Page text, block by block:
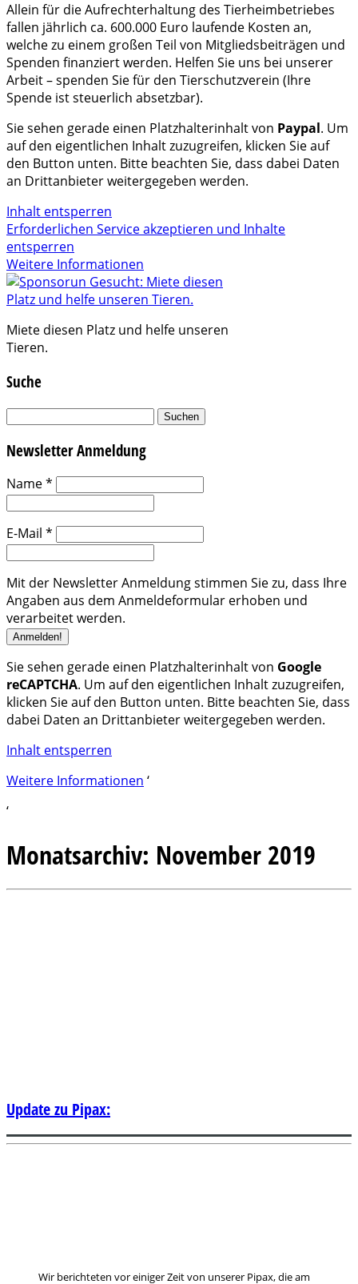
Allein für die Aufrechterhaltung des Tierheimbetriebes
fallen jährlich ca. 600.000 Euro laufende Kosten an,
welche zu einem großen Teil von Mitgliedsbeiträgen und
Spenden finanziert werden. Helfen Sie uns bei unserer
Arbeit – spenden Sie für den Tierschutzverein (Ihre
Spende ist steuerlich absetzbar).
Sie sehen gerade einen Platzhalterinhalt von Paypal. Um
auf den eigentlichen Inhalt zuzugreifen, klicken Sie auf
den Button unten. Bitte beachten Sie, dass dabei Daten
an Drittanbieter weitergegeben werden.
Inhalt entsperren
Erforderlichen Service akzeptieren und Inhalte
entsperren
Weitere Informationen
Miete diesen Platz und helfe unseren
Tieren.
Suche
Suchen
Newsletter Anmeldung
Name*
E-Mail *
Mit der Newsletter Anmeldung stimmen Sie zu, dass Ihre
Angaben aus dem Anmeldeformular erhoben und
verarbeitet werden.
Sie sehen gerade einen Platzhalterinhalt von Google
reCAPTCHA. Um auf den eigentlichen Inhalt zuzugreifen,
klicken Sie auf den Button unten. Bitte beachten Sie, dass
dabei Daten an Drittanbieter weitergegeben werden.
Inhalt entsperren
Weitere Informationen ‘
‘
Monatsarchiv: November 2019
Wir berichteten vor einiger Zeit von unserer Pipax, die am
Update zu Pipax: